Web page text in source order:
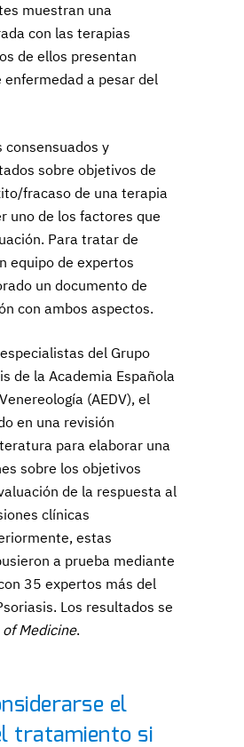
muestran una
con las terapias
de ellos presentan
enfermedad a pesar del
y
sobre objetivos de
fracaso de una terapia
uno de los factores que
Para tratar de
equipo de expertos
un documento de
con ambos aspectos.
del Grupo
de la Academia Española
(AEDV), el
en una revisión
para elaborar una
sobre los objetivos
de la respuesta al
clínicas
estas
a prueba mediante
35 expertos más del
Los resultados se
Medicine.
el
tratamiento si